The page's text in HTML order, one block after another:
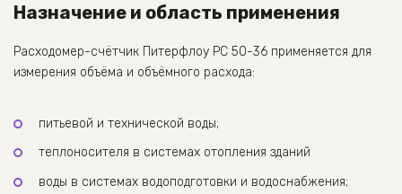
Назначение и область применения
Расходомер-счётчик Питерфлоу РС 50-36 применяется для
измерения объёма и объёмного расхода:
питьевой и технической воды;
теплоносителя в системах отопления зданий
воды в системах водоподготовки и водоснабжения;